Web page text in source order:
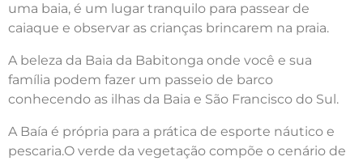
uma baia, é um lugar tranquilo para passear de
caiaque e observar as crianças brincarem na praia.
A beleza da Baia da Babitonga onde você e sua
família podem fazer um passeio de barco
conhecendo as ilhas da Baia e São Francisco do Sul.
A Baía é própria para a prática de esporte náutico e
pescaria.O verde da vegetação compõe o cenário de